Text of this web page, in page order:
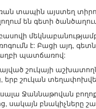
տապին այստեղ
են գետի
է: Բացի այդ,
պատճառով:
շուկայի
երբ շուկան
Ջաննաթովան
սակայն բնակիչները